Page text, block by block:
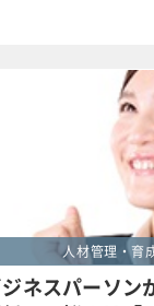
人材管理・育
ジネスパーソン